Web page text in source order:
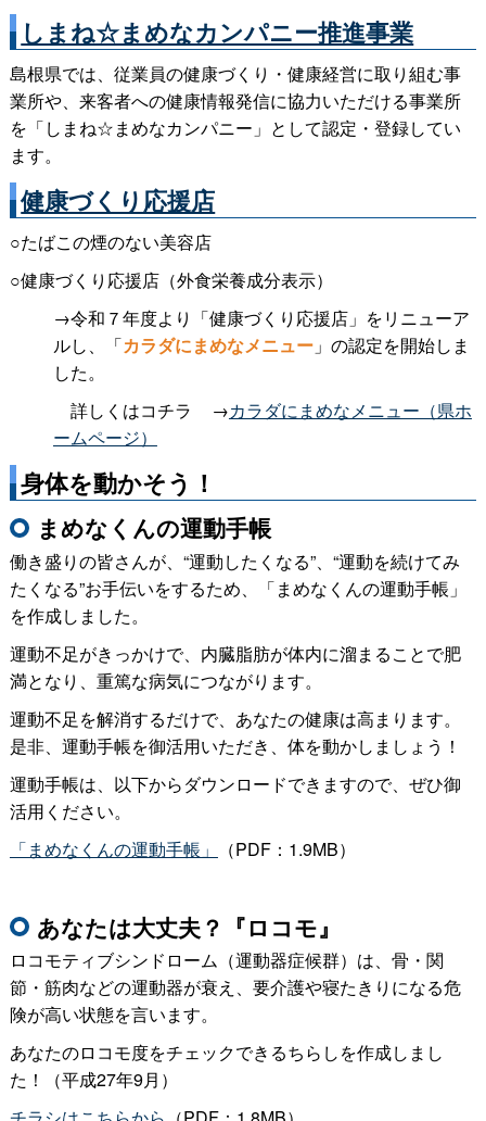
しまね☆まめなカンパニー推進事業
島根県では、従業員の健康づくり・健康経営に取り組む事
業所や、来客者への健康情報発信に協力いただける事業所
を「しまね☆まめなカンパニー」として認定・登録してい
ます。
健康づくり応援店
○たばこの煙のない美容店
○健康づくり応援店（外食栄養成分表示）
→令和７年度より「健康づくり応援店」をリニューア
ルし、「カラダにまめなメニュー」の認定を開始しま
した。
詳しくはコチラ →カラダにまめなメニュー（県ホ
ームページ）
身体を動かそう！
まめなくんの運動手帳
働き盛りの皆さんが、“運動したくなる”、“運動を続けてみ
たくなる”お手伝いをするため、「まめなくんの運動手帳」
を作成しました。
運動不足がきっかけで、内臓脂肪が体内に溜まることで肥
満となり、重篤な病気につながります。
運動不足を解消するだけで、あなたの健康は高まります。
是非、運動手帳を御活用いただき、体を動かしましょう！
運動手帳は、以下からダウンロードできますので、ぜひ御
活用ください。
「まめなくんの運動手帳」
（PDF：1.9MB）
あなたは大丈夫？『ロコモ』
ロコモティブシンドローム（運動器症候群）は、骨・関
節・筋肉などの運動器が衰え、要介護や寝たきりになる危
険が高い状態を言います。
あなたのロコモ度をチェックできるちらしを作成しまし
た！（平成27年9月）